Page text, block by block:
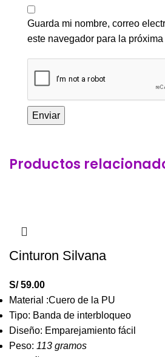
Guarda mi nombre, correo
este navegador para la
Productos
Cinturon Silvana
S/59.00
Material :Cuero de la PU
Tipo: Banda de interbloqueo
Diseño: Emparejamiento fácil
Peso: 113 gramos